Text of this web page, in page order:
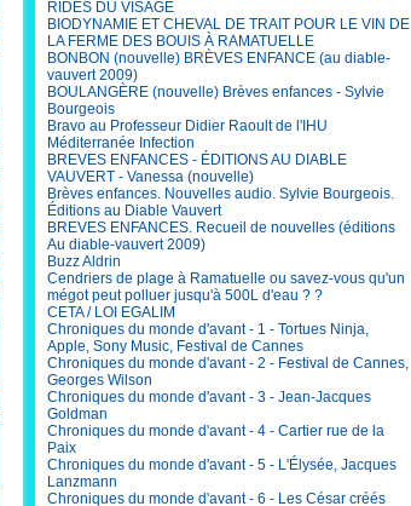
RIDES DU VISAGE
BIODYNAMIE ET CHEVAL DE TRAIT POUR LE VIN DE
LA FERME DES BOUIS À RAMATUELLE
BONBON (nouvelle) BRÈVES ENFANCE (au diable-
vauvert 2009)
BOULANGÈRE (nouvelle) Brèves enfances - Sylvie
Bourgeois
Bravo au Professeur Didier Raoult de l'IHU
Méditerranée Infection
BREVES ENFANCES - ÉDITIONS AU DIABLE
VAUVERT - Vanessa (nouvelle)
Brèves enfances. Nouvelles audio. Sylvie Bourgeois.
Éditions au Diable Vauvert
BREVES ENFANCES. Recueil de nouvelles (éditions
Au diable-vauvert 2009)
Buzz Aldrin
Cendriers de plage à Ramatuelle ou savez-vous qu'un
mégot peut polluer jusqu'à 500L d'eau ? ?
CETA / LOI EGALIM
Chroniques du monde d'avant - 1 - Tortues Ninja,
Apple, Sony Music, Festival de Cannes
Chroniques du monde d'avant - 2 - Festival de Cannes,
Georges Wilson
Chroniques du monde d'avant - 3 - Jean-Jacques
Goldman
Chroniques du monde d'avant - 4 - Cartier rue de la
Paix
Chroniques du monde d'avant - 5 - L'Élysée, Jacques
Lanzmann
Chroniques du monde d'avant - 6 - Les César créés